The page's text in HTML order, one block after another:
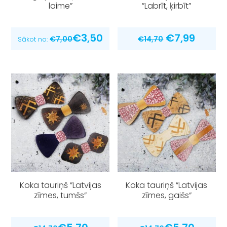
laime”
Sākot no:€7,00€3,50
”Labrīt, ķirbīt”
€14,70 Original
€14,70.
€7,99
€7,99.
Koka tauriņš ”Latvijas
zīmes, tumšs”
Koka tauriņš ”Latvijas
zīmes, gaišs”